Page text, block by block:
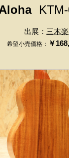
出展： 三木
希望小売価格： ￥